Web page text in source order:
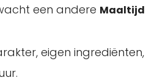
een andere Maaltijd
eigen ingrediënten,